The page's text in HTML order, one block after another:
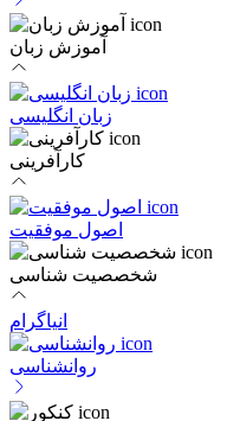
آموزش زبان
زبان انگلیسی
کارآفرینی
اصول موفقیت
شخصصیت شناسی
انیاگرام
روانشناسی